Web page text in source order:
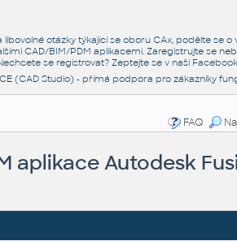
otázky týkající se oboru CAx, podělte se
CAD/BIM/PDM aplikacemi. Zaregistrujte se
se registrovat? Zeptejte se v naší
(CAD Studio) - přímá podpora pro zákazníky
FAQ
aplikace Autodesk